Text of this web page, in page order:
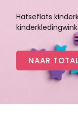
Hatseflats
NAAR